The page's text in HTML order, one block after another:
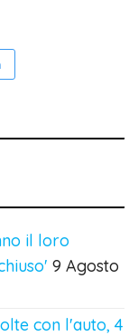
il loro
9 Agosto
con l'auto, 4